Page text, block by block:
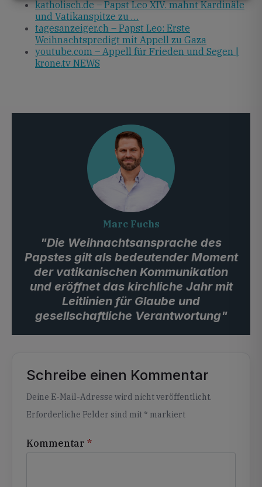
katholisch.de – Papst Leo XIV. mahnt Kardinäle
und Vatikanspitze zu …
tagesanzeiger.ch – Papst Leo: Erste
Weihnachtspredigt mit Appell zu Gaza
youtube.com – Appell für Frieden und Segen |
krone.tv NEWS
Marc Fuchs
"Die Weihnachtsansprache des
Papstes gilt als bedeutender Moment
der vatikanischen Kommunikation
und eröffnet das kirchliche Jahr mit
Leitlinien für Glaube und
gesellschaftliche Verantwortung"
Schreibe einen Kommentar
Deine E-Mail-Adresse wird nicht veröffentlicht.
Erforderliche Felder sind mit * markiert
Kommentar *
Alternative: